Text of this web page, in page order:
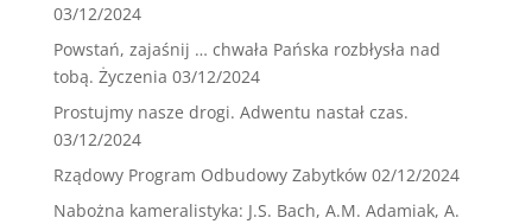
03/12/2024
Powstań, zajaśnij … chwała Pańska rozbłysła nad
tobą. Życzenia 03/12/2024
Prostujmy nasze drogi. Adwentu nastał czas.
03/12/2024
Rządowy Program Odbudowy Zabytków 02/12/2024
Nabożna kameralistyka: J.S. Bach, A.M. Adamiak, A.